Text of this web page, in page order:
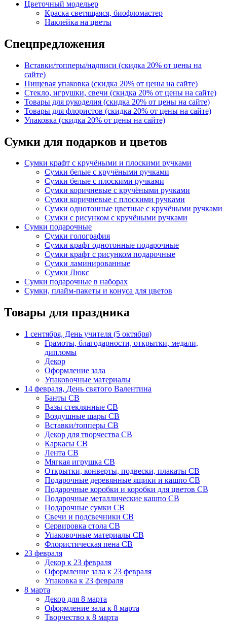
Цветочный модельер
Краска светящаяся, биофломастер
Наклейка на цветы
Спецпредложения
Вставки/топперы/надписи (скидка 20% от цены на
сайте)
Пищевая упаковка (скидка 20% от цены на сайте)
Стекло, игрушки, свечи (скидка 20% от цены на сайте)
Товары для рукоделия (скидка 20% от цены на сайте)
Товары для флористов (скидка 20% от цены на сайте)
Упаковка (скидка 20% от цены на сайте)
Сумки для подарков и цветов
Сумки крафт с кручёными и плоскими ручками
Сумки белые с кручёными ручками
Сумки белые с плоскими ручками
Сумки коричневые с кручёными ручками
Сумки коричневые с плоскими ручками
Сумки однотонные цветные с кручёными ручками
Сумки с рисунком с кручёными ручками
Сумки подарочные
Сумки голография
Сумки крафт однотонные подарочные
Сумки крафт с рисунком подарочные
Сумки ламинированные
Сумки Люкс
Сумки подарочные в наборах
Сумки, плайм-пакеты и конуса для цветов
Товары для праздника
1 сентября, День учителя (5 октября)
Грамоты, благодарности, открытки, медали,
дипломы
Декор
Оформление зала
Упаковочные материалы
14 февраля, День святого Валентина
Банты СВ
Вазы стеклянные СВ
Воздушные шары СВ
Вставки/топперы СВ
Декор для творчества СВ
Каркасы СВ
Лента СВ
Мягкая игрушка СВ
Открытки, конверты, подвески, плакаты СВ
Подарочные деревянные ящики и кашпо СВ
Подарочные коробки и коробки для цветов СВ
Подарочные металлические кашпо СВ
Подарочные сумки СВ
Свечи и подсвечники СВ
Сервировка стола СВ
Упаковочные материалы СВ
Флористическая пена СВ
23 февраля
Декор к 23 февраля
Оформление зала к 23 февраля
Упаковка к 23 февраля
8 марта
Декор для 8 марта
Оформление зала к 8 марта
Творчество к 8 марта